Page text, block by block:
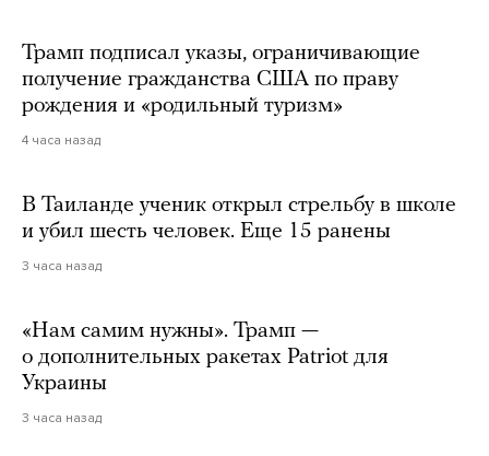
Трамп подписал указы, ограничивающие
получение гражданства США по праву
рождения и «родильный туризм»
4 часа назад
В Таиланде ученик открыл стрельбу в школе
и убил шесть человек. Еще 15 ранены
3 часа назад
«Нам самим нужны». Трамп —
о дополнительных ракетах Patriot для
Украины
3 часа назад